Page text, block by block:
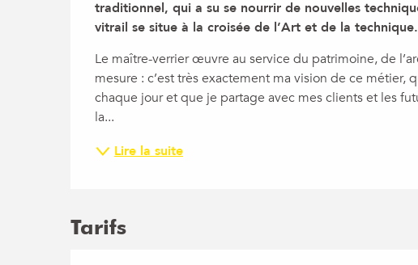
traditionnel, qui a su se nourrir de nouvelles
vitrail se situe à la croisée de l’Art et de la technique.
Le maître-verrier œuvre au service du patrimoine, de
mesure : c’est très exactement ma vision de ce métier,
chaque jour et que je partage avec mes clients et les
la...
Lire la suite
Tarifs